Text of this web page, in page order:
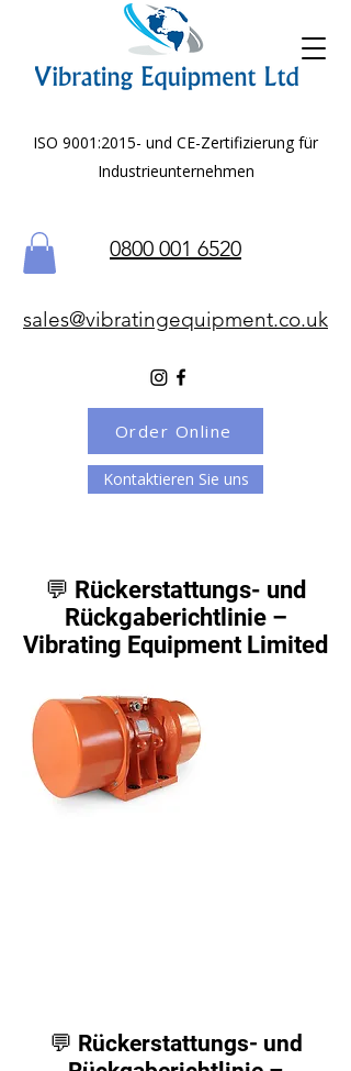
ISO 9001:2015- und CE-Zertifizierung für
Industrieunternehmen
0800 001 6520
sales@vibratingequipment.co.uk
Kontaktieren Sie uns
Order Online
💬 Rückerstattungs- und
Rückgaberichtlinie –
Vibrating Equipment Limited
💬 Rückerstattungs- und